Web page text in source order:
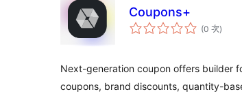
Coupons+
(0 次評
分)
Next-generation coupon offers builder
coupons, brand discounts, quantity-